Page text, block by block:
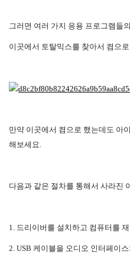
그러면 여러 가지 응용 프로그램들
이곳에서 토탈믹스를 찾아서 켬으
만약 이곳에서 켬으로 했는데도 아
해보세요.
다음과 같은 절차를 통해서 사라진
1. 드리이버를 설치하고 컴퓨터를
2. USB 케이블을 오디오 인터페이